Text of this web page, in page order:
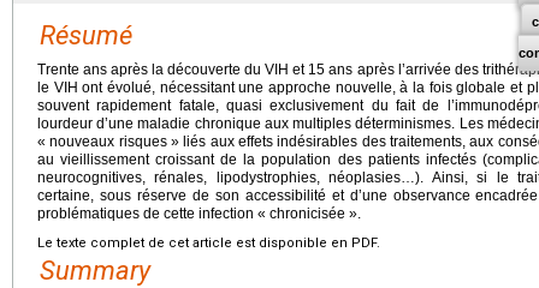
Résumé
Trente ans après la découverte du VIH et 15 ans après l’arrivée des
le VIH ont évolué, nécessitant une approche nouvelle, à la fois globale et
souvent rapidement fatale, quasi exclusivement du fait de
lourdeur d’une maladie chronique aux multiples déterminismes. Les
« nouveaux risques » liés aux effets indésirables des traitements, aux
au vieillissement croissant de la population des patients infectés
neurocognitives, rénales, lipodystrophies, néoplasies…). Ainsi, si le
certaine, sous réserve de son accessibilité et d’une observance
problématiques de cette infection « chronicisée ».
Le texte complet de cet article est disponible en PDF.
Summary